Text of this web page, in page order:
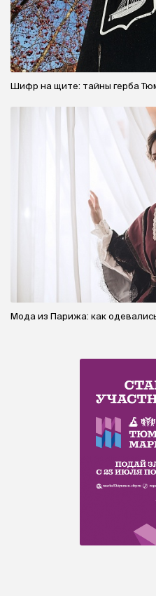
Шифр на щите: тайны герба
Мода из Парижа: как